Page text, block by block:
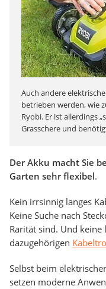
Auch andere
betrieben werden, wie
Ryobi. Er ist allerdings
Grasschere und
Der Akku macht Sie
Garten sehr flexibel.
Kein irrsinnig langes
Keine Suche nach
Rarität sind. Und keine
dazugehörigen
Selbst beim
setzen moderne